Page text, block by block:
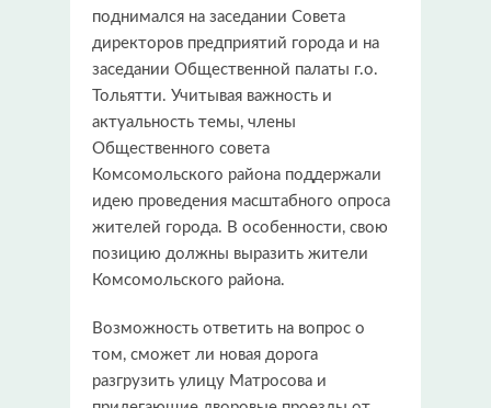
поднимался на заседании Совета
директоров предприятий города и на
заседании Общественной палаты г.о.
Тольятти. Учитывая важность и
актуальность темы, члены
Общественного совета
Комсомольского района поддержали
идею проведения масштабного опроса
жителей города. В особенности, свою
позицию должны выразить жители
Комсомольского района.
Возможность ответить на вопрос о
том, сможет ли новая дорога
разгрузить улицу Матросова и